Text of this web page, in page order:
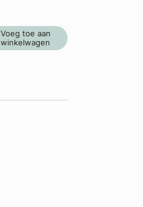
Voeg toe aan
winkelwagen